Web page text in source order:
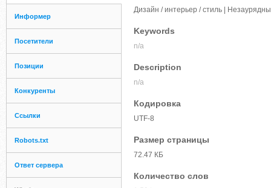
Информер
Посетители
Позиции
Конкуренты
Ссылки
Robots.txt
Ответ сервера
Дизайн / интерьер / стиль |
Keywords
n/a
Description
n/a
Кодировка
UTF-8
Размер страницы
72.47 КБ
Количество слов